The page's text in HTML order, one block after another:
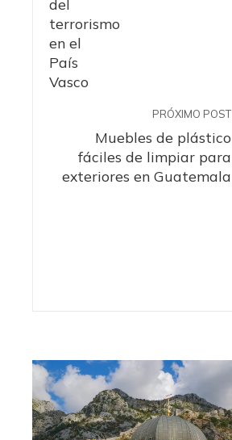
PRÓXIMO POST
Muebles de plástico
fáciles de limpiar para
exteriores en Guatemala